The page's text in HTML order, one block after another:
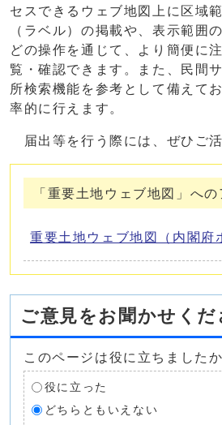
セスできるウェブ地図上に区域
（ラベル）の掲載や、表示範囲
どの操作を通じて、より簡便に
覧・確認できます。また、民間
所検索機能を参考として備えて
率的に行えます。
届出等を行う際には、ぜひご活
「重要土地ウェブ地図」へ
重要土地ウェブ地図（内閣府
ご意見をお聞かせくだ
このページは役に立ちましたか
役に立った
どちらともいえない